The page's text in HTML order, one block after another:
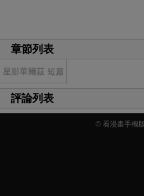
章節列表
星影華爾茲 短篇
評論列表
© 看漫畫手機